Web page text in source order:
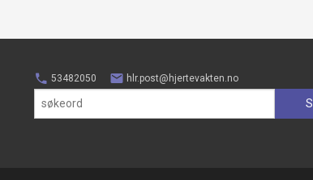
53482050 hlr.post@hjertevakten.no